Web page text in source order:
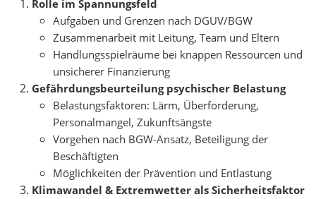
Rolle im Spannungsfeld
Aufgaben und Grenzen nach DGUV/BGW
Zusammenarbeit mit Leitung, Team und Eltern
Handlungsspielräume bei knappen Ressourcen und
unsicherer Finanzierung
Gefährdungsbeurteilung psychischer Belastung
Belastungsfaktoren: Lärm, Überforderung,
Personalmangel, Zukunftsängste
Vorgehen nach BGW-Ansatz, Beteiligung der
Beschäftigten
Möglichkeiten der Prävention und Entlastung
Klimawandel & Extremwetter als Sicherheitsfaktor